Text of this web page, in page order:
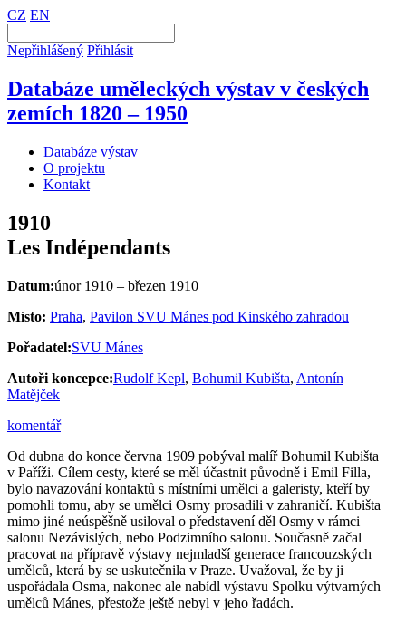
CZ EN
Nepřihlášený Přihlásit
Databáze uměleckých výstav v českých
zemích 1820 – 1950
Databáze výstav
O projektu
Kontakt
1910
Les Indépendants
Datum:únor 1910 – březen 1910
Místo: Praha, Pavilon SVU Mánes pod Kinského zahradou
Pořadatel:SVU Mánes
Autoři koncepce:Rudolf Kepl, Bohumil Kubišta, Antonín
Matějček
komentář
Od dubna do konce června 1909 pobýval malíř Bohumil Kubišta
v Paříži. Cílem cesty, které se měl účastnit původně i Emil Filla,
bylo navazování kontaktů s místními umělci a galeristy, kteří by
pomohli tomu, aby se umělci Osmy prosadili v zahraničí. Kubišta
mimo jiné neúspěšně usiloval o představení děl Osmy v rámci
salonu Nezávislých, nebo Podzimního salonu. Současně začal
pracovat na přípravě výstavy nejmladší generace francouzských
umělců, která by se uskutečnila v Praze. Uvažoval, že by ji
uspořádala Osma, nakonec ale nabídl výstavu Spolku výtvarných
umělců Mánes, přestože ještě nebyl v jeho řadách.